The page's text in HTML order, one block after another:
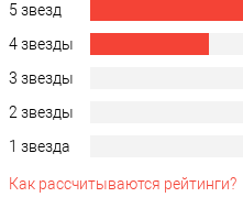
5 звезд
4 звезды
3 звезды
2 звезды
1 звезда
Как рассчитываются рейтинги?